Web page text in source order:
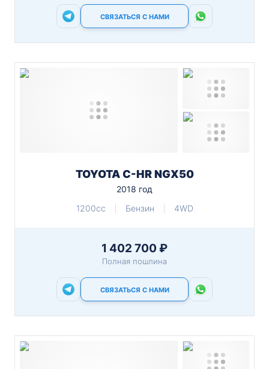
СВЯЗАТЬСЯ С НАМИ
TOYOTA C-HR NGX50
2018 год
1200cc
Бензин 4WD
1 402 700 ₽
Полная пошлина
СВЯЗАТЬСЯ С НАМИ